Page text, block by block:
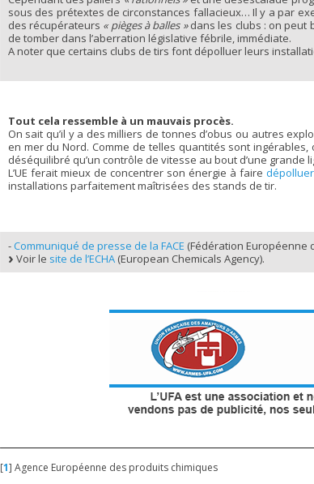
sous des prétextes de circonstances fallacieux… Il y a par
des récupérateurs « pièges à balles »dans les clubs : on peut
de tomber dans l’aberration législative fébrile, immédiate.
A noter que certains clubs de tirs font dépolluer leurs
Tout cela ressemble à un mauvais procès.
On sait qu’il y a des milliers de tonnes d’obus ou autres
en mer du Nord. Comme de telles quantités sont
déséquilibré qu’un contrôle de vitesse au bout d’une grande
L’UE ferait mieux de concentrer son énergie à faire
installations parfaitement maîtrisées des stands de tir.
-Communiqué de presse de la FACE (Fédération Européenne
Voir le site de l’ECHA(European Chemicals Agency).
[1] Agence Européenne des produits chimiques